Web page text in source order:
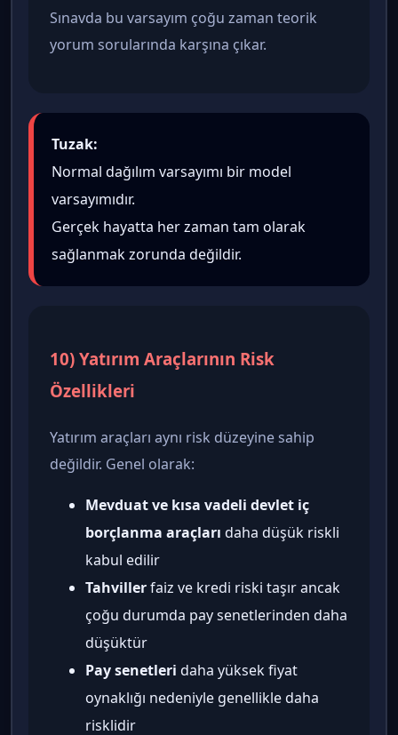
Sınavda bu varsayım çoğu zaman teorik
yorum sorularında karşına çıkar.
Tuzak:
Normal dağılım varsayımı bir model
varsayımıdır.
Gerçek hayatta her zaman tam olarak
sağlanmak zorunda değildir.
10) Yatırım Araçlarının Risk
Özellikleri
Yatırım araçları aynı risk düzeyine sahip
değildir. Genel olarak:
Mevduat ve kısa vadeli devlet iç
borçlanma araçları daha düşük riskli
kabul edilir
Tahvillerfaiz ve kredi riski taşır ancak
çoğu durumda pay senetlerinden daha
düşüktür
Pay senetleri daha yüksek fiyat
oynaklığı nedeniyle genellikle daha
risklidir